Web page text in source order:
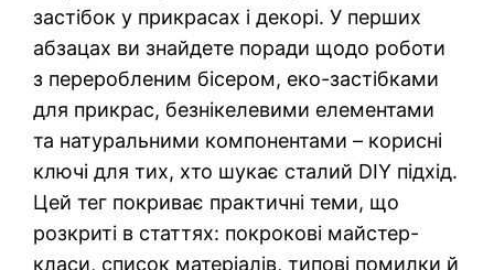
застібок у прикрасах і декорі. У перших
абзацах ви знайдете поради щодо роботи
з переробленим бісером, еко-застібками
для прикрас, безнікелевими елементами
та натуральними компонентами – корисні
ключі для тих, хто шукає сталий DIY підхід.
Цей тег покриває практичні теми, що
розкриті в статтях: покрокові майстер-
класи, список матеріалів, типові помилки й